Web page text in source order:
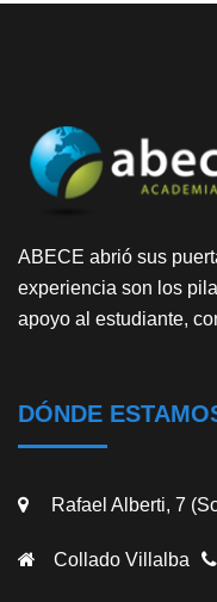
ABECE abrió sus
experiencia son los
apoyo al estudiante,
DÓNDE
Rafael Alberti, 7
Collado Villalba